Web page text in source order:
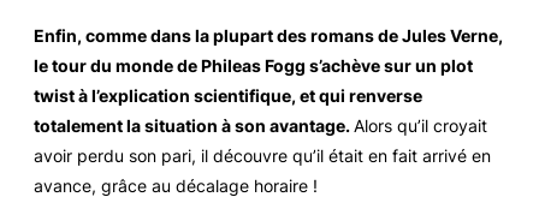
Enfin, comme dans la plupart des romans de Jules Verne,
le tour du monde de Phileas Fogg s’achève sur un plot
twist à l’explication scientifique, et qui renverse
totalement la situation à son avantage.Alors qu’il croyait
avoir perdu son pari, il découvre qu’il était en fait arrivé en
avance, grâce au décalage horaire !